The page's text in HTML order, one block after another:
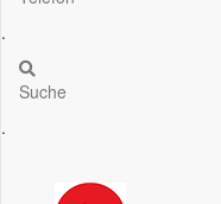
.
Suche
.